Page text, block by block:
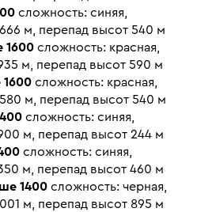
сложность: синяя,
м, перепад высот 540 м
1600 сложность: красная,
м, перепад высот 590 м
сложность: красная,
м, перепад высот 540 м
сложность: синяя,
м, перепад высот 244 м
сложность: синяя,
м, перепад высот 460 м
1400 сложность: черная,
м, перепад высот 895 м